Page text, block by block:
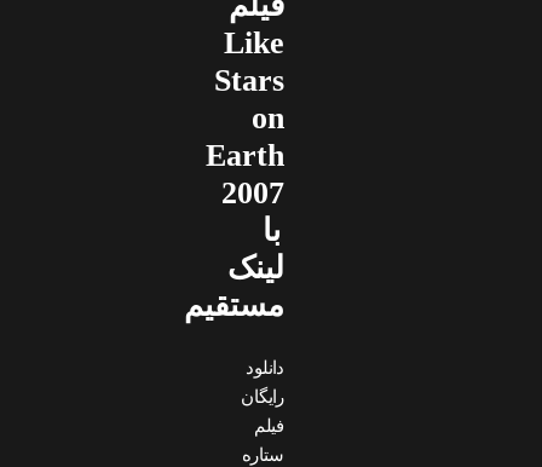
Like
Stars
on
Earth
2007
با
لینک
مستقیم
دانلود
رایگان
فیلم
ستاره